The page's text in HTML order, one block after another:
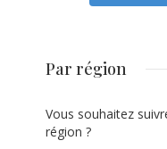
Par région
Vous souhaitez
région ?